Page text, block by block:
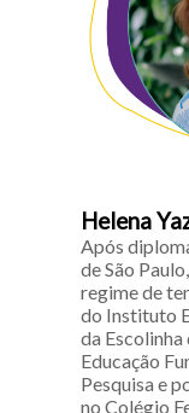
Helena
Após
de São
regime de
do Instituto
da Escolinha
Educação
Pesquisa e
no Colégio